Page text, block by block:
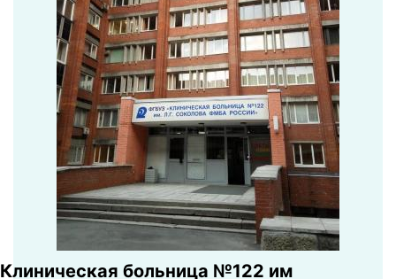
Клиническая больница №122 им